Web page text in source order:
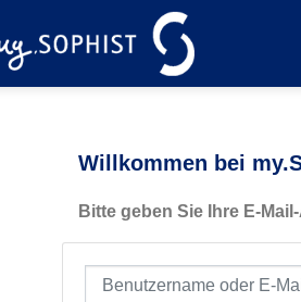
Willkommen bei
Bitte geben Sie Ihre E-
Benutzername oder E-Mail-